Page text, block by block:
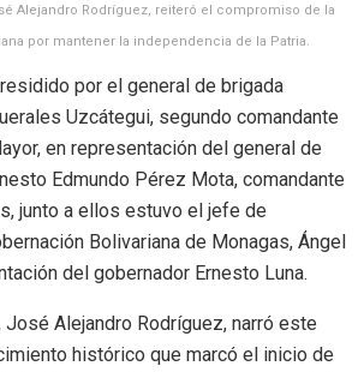
Alejandro Rodríguez, reiteró el compromiso de la
por mantener la independencia de la Patria.
por el general de brigada
Uzcátegui, segundo comandante
en representación del general de
Edmundo Pérez Mota, comandante
junto a ellos estuvo el jefe de
Bolivariana de Monagas, Ángel
del gobernador Ernesto Luna.
José Alejandro Rodríguez, narró este
histórico que marcó el inicio de